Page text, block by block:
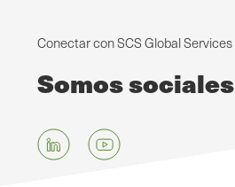
Conectar con SCS Global Services
Somos sociales